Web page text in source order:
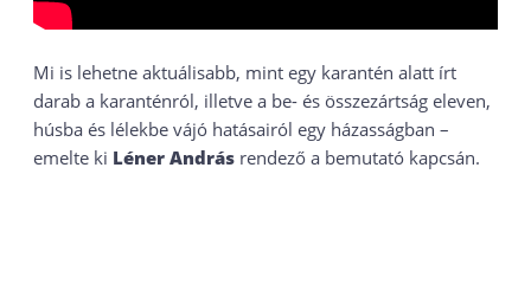
Mi is lehetne aktuálisabb, mint egy karantén alatt írt
darab a karanténról, illetve a be- és összezártság eleven,
húsba és lélekbe vájó hatásairól egy házasságban –
emelte ki Léner András rendező a bemutató kapcsán.